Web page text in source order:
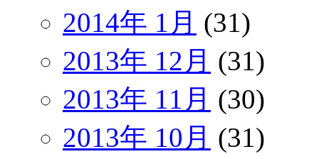
2014年 1月 (31)
2013年 12月 (31)
2013年 11月 (30)
2013年 10月 (31)